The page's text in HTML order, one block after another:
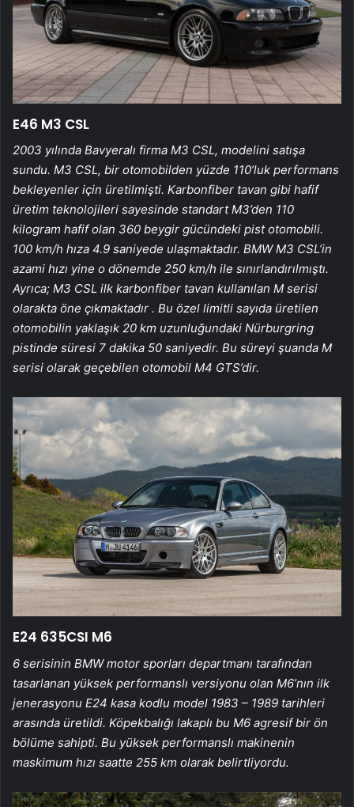
E46 M3 CSL
2003 yılında Bavyeralı firma M3 CSL, modelini satışa
sundu. M3 CSL, bir otomobilden yüzde 110’luk performans
bekleyenler için üretilmişti. Karbonfiber tavan gibi hafif
üretim teknolojileri sayesinde standart M3’den 110
kilogram hafif olan 360 beygir gücündeki pist otomobili.
100 km/h hıza 4.9 saniyede ulaşmaktadır. BMW M3 CSL’in
azami hızı yine o dönemde 250 km/h ile sınırlandırılmıştı.
Ayrıca; M3 CSL ilk karbonfiber tavan kullanılan M serisi
olarakta öne çıkmaktadır . Bu özel limitli sayıda üretilen
otomobilin yaklaşık 20 km uzunluğundaki Nürburgring
pistinde süresi 7 dakika 50 saniyedir. Bu süreyi şuanda M
serisi olarak geçebilen otomobil M4 GTS’dir.
E24 635CSI M6
6 serisinin BMW motor sporları departmanı tarafından
tasarlanan yüksek performanslı versiyonu olan M6’nın ilk
jenerasyonu E24 kasa kodlu model 1983 – 1989 tarihleri
arasında üretildi. Köpekbalığı lakaplı bu M6 agresif bir ön
bölüme sahipti. Bu yüksek performanslı makinenin
maskimum hızı saatte 255 km olarak belirtliyordu.